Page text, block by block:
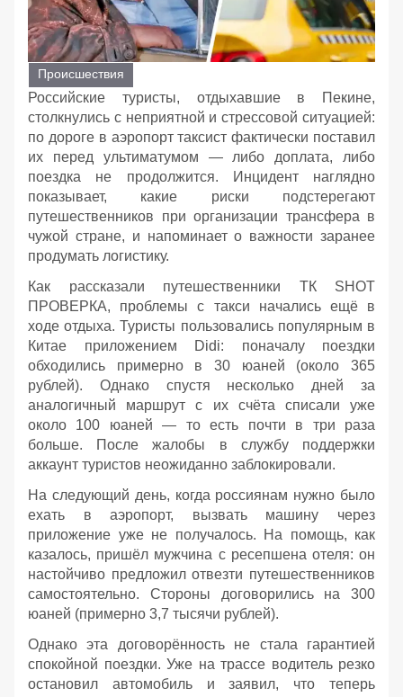
Происшествия
Российские туристы, отдыхавшие в Пекине,
столкнулись с неприятной и стрессовой ситуацией:
по дороге в аэропорт таксист фактически поставил
их перед ультиматумом — либо доплата, либо
поездка не продолжится. Инцидент наглядно
показывает, какие риски подстерегают
путешественников при организации трансфера в
чужой стране, и напоминает о важности заранее
продумать логистику.
Как рассказали путешественники ТК SHOT
ПРОВЕРКА, проблемы с такси начались ещё в
ходе отдыха. Туристы пользовались популярным в
Китае приложением Didi: поначалу поездки
обходились примерно в 30 юаней (около 365
рублей). Однако спустя несколько дней за
аналогичный маршрут с их счёта списали уже
около 100 юаней — то есть почти в три раза
больше. После жалобы в службу поддержки
аккаунт туристов неожиданно заблокировали.
На следующий день, когда россиянам нужно было
ехать в аэропорт, вызвать машину через
приложение уже не получалось. На помощь, как
казалось, пришёл мужчина с ресепшена отеля: он
настойчиво предложил отвезти путешественников
самостоятельно. Стороны договорились на 300
юаней (примерно 3,7 тысячи рублей).
Однако эта договорённость не стала гарантией
спокойной поездки. Уже на трассе водитель резко
остановил автомобиль и заявил, что теперь